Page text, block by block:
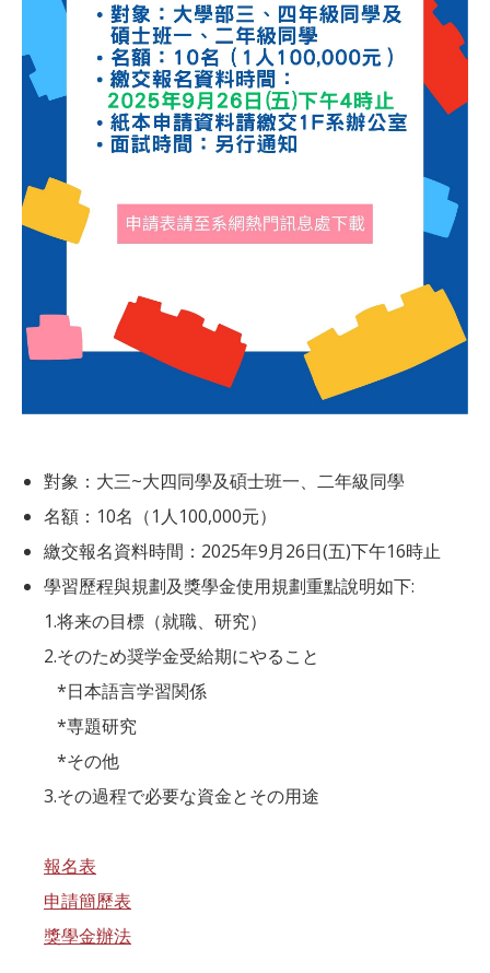
對象：大三~大四同學及碩士班一、二年級同學
名額：10名（1人100,000元）
繳交報名資料時間：2025年9月26日(五)下午16時止
學習歷程與規劃及獎學金使用規劃重點說明如下:
1.将来の目標（就職、研究）
2.そのため奨学金受給期にやること
*日本語言学習関係
*専題研究
*その他
3.その過程で必要な資金とその用途
報名表
申請簡歷表
獎學金辦法